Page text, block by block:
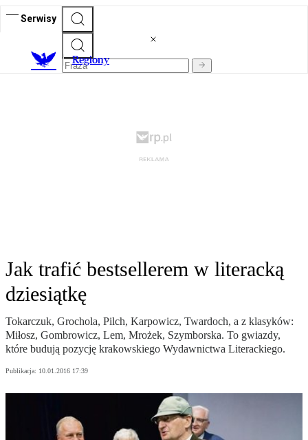
Serwisy
Regiony
Jak trafić bestsellerem w literacką
dziesiątkę
Tokarczuk, Grochola, Pilch, Karpowicz, Twardoch, a z klasyków:
Miłosz, Gombrowicz, Lem, Mrożek, Szymborska. To gwiazdy,
które budują pozycję krakowskiego Wydawnictwa Literackiego.
Publikacja: 10.01.2016 17:39